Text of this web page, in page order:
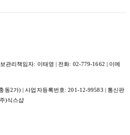
관리책임자: 이태영 | 전화: 02-779-1662 | 이메
동2가) | 사업자등록번호:201-12-99583 | 통신판
)식스샵